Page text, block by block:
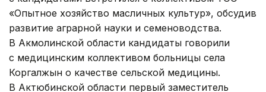
«Опытное хозяйство масличных культур», обсудив
развитие аграрной науки и семеноводства.
В Акмолинской области кандидаты говорили
с медицинским коллективом больницы села
Коргалжын о качестве сельской медицины.
В Актюбинской области первый заместитель